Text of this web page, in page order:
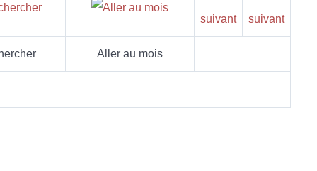
Aller au mois